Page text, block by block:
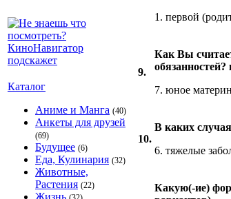
Каталог
Аниме и Манга (40)
Анкеты для друзей
(69)
Будущее (6)
Еда, Кулинария (32)
Животные,
Растения (22)
Жизнь
1. первой
9.
Как Вы
обязанностей?
7. юное
10.
В каких
6. тяжелые
Какую(-ие)